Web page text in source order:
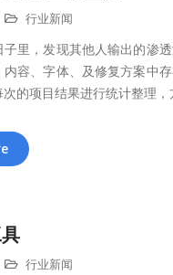
行业新闻
里，发现其他人输出的渗
容、字体、及修复方案中
的项目结果进行统计整理，
行业新闻